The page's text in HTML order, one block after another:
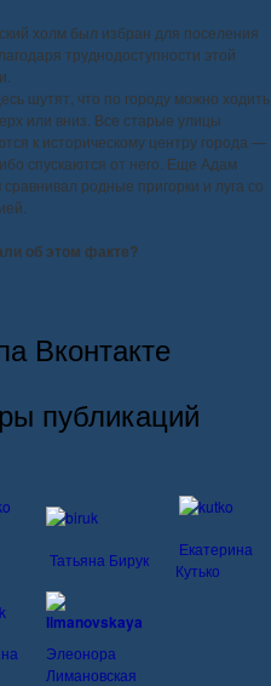
холм был избран для поселения
труднодоступности этой
шутят, что по городу можно ходить
или вниз. Все старые улицы
к историческому центру города —
спускаются от него. Еще Адам
родные пригорки и луга со
об этом факте?
Вконтакте
публикаций
Татьяна Бирук
Екатерина
Кутько
Элеонора
Лимановская